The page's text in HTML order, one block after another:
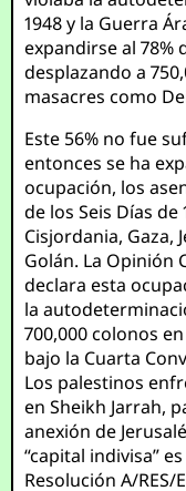
1948 y la Guerra
expandirse al 78%
desplazando a
masacres como
Este 56% no fue
entonces se ha
ocupación, los
de los Seis Días
Cisjordania, Gaza,
Golán. La Opinión
declara esta
la
700,000 colonos
bajo la Cuarta
Los palestinos
en Sheikh Jarrah,
anexión de
“capital indivisa”
Resolución A/RES/